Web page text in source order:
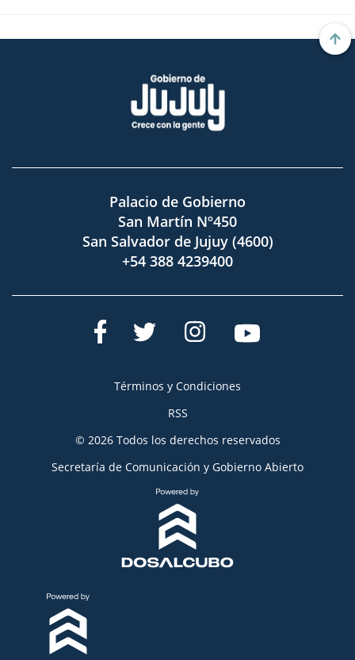
Palacio de Gobierno
San Martín Nº450
San Salvador de Jujuy (4600)
+54 388 4239400
Términos y Condiciones
RSS
© 2026 Todos los derechos reservados
Secretaría de Comunicación y Gobierno Abierto